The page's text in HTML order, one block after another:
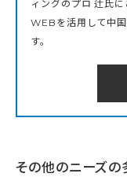
ィングのプロ 辻氏
WEBを活用して中
す。
その他のニーズの